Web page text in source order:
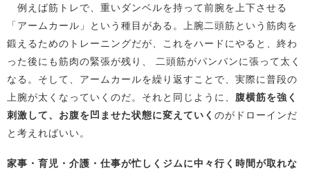
例えば筋トレで、重いダンベルを持って前腕を上下させる
「アームカール」という種目がある。上腕二頭筋という筋肉を
鍛えるためのトレーニングだが、これをハードにやると、終わ
った後にも筋肉の緊張が残り、 二頭筋がパンパンに張って太く
なる。そして、アームカールを繰り返すことで、実際に普段の
上腕が太くなっていくのだ。それと同じように、 腹横筋を強く
刺激して、お腹を凹ませた状態に変えていく のがドローインだ
と考えればいい。
家事・育児・介護・仕事が忙しくジムに中々行く時間が取れな